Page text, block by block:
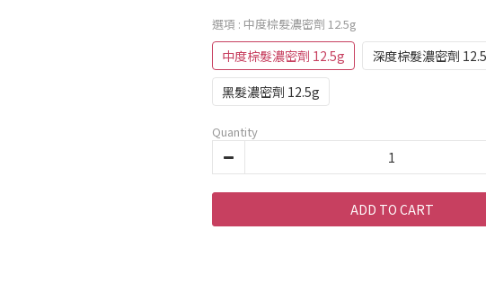
選項 : 中度棕髮濃密劑 12.5g
中度棕髮濃密劑 12.5g
深度棕髮濃密劑
黑髮濃密劑 12.5g
Quantity
ADD TO CART